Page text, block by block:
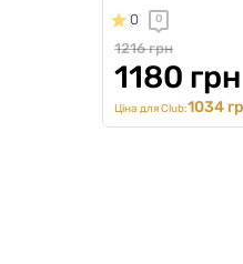
0 0
1216 грн
1180 грн
Ціна для Club:1034